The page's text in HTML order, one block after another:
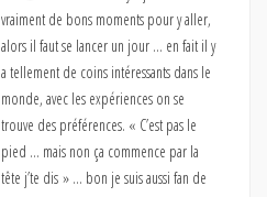
vraiment de bons moments pour y aller,
alors il faut se lancer un jour … en fait il y
a tellement de coins intéressants dans le
monde, avec les expériences on se
trouve des préférences. « C’est pas le
pied … mais non ça commence par la
tête j’te dis » … bon je suis aussi fan de